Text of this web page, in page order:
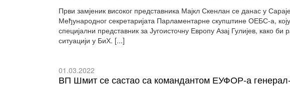
Први замјеник високог представника Мајкл Скенлан се данас у
Међународног секретаријата Парламентарне скупштине ОЕБС-а,
специјални представник за Југоисточну Европу Азај Гулијев, како би
ситуацији у БиХ. [...]
01.03.2022
ВП Шмит се састао са командантом ЕУФОР-а